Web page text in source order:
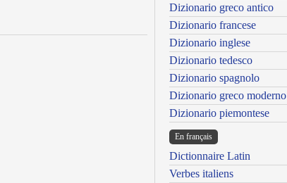
Dizionario greco antico
Dizionario francese
Dizionario inglese
Dizionario tedesco
Dizionario spagnolo
Dizionario greco moderno
Dizionario piemontese
En français
Dictionnaire Latin
Verbes italiens